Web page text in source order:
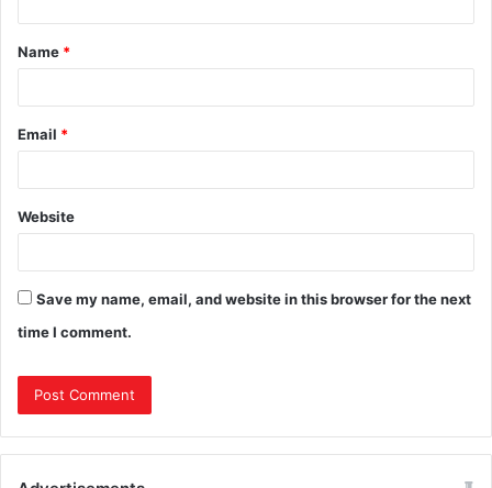
Name *
Email *
Website
Save my name, email, and website in this browser for the next
time I comment.